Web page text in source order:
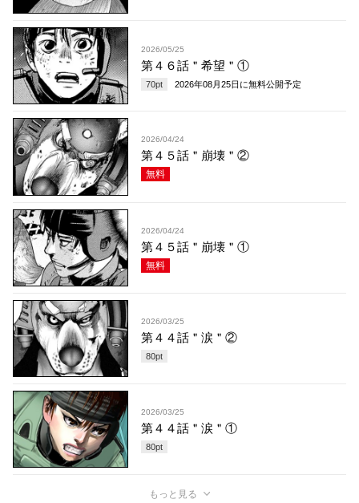
2026/05/25
第４６話＂希望＂①
70pt 2026年08月25日 に無料公開予定
2026/04/24
第４５話＂崩壊＂②
無料
2026/04/24
第４５話＂崩壊＂①
無料
2026/03/25
第４４話＂涙＂②
80pt
2026/03/25
第４４話＂涙＂①
80pt
もっと見る